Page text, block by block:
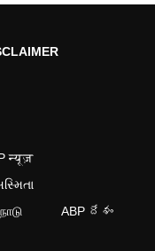
न्यूज़
ABP దేశం